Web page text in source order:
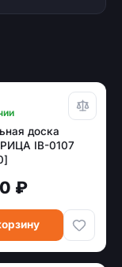
доска
IB-0107
₽